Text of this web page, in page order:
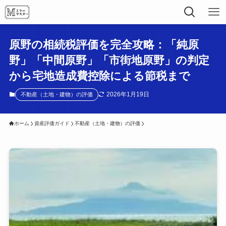
原野の相続税評価を完全攻略：「純原
野」「中間原野」「市街地原野」の判定
から宅地造成費控除による節税まで
不動産（土地・建物）の評価 2026年1月19日
ホーム 資産評価ガイド 不動産（土地・建物）の評価